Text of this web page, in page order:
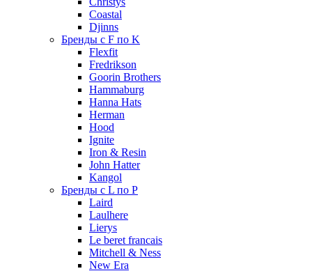
Coastal
Djinns
Бренды с F по K
Flexfit
Fredrikson
Goorin Brothers
Hammaburg
Hanna Hats
Herman
Hood
Ignite
Iron & Resin
John Hatter
Kangol
Бренды с L по P
Laird
Laulhere
Lierys
Le beret francais
Mitchell & Ness
New Era